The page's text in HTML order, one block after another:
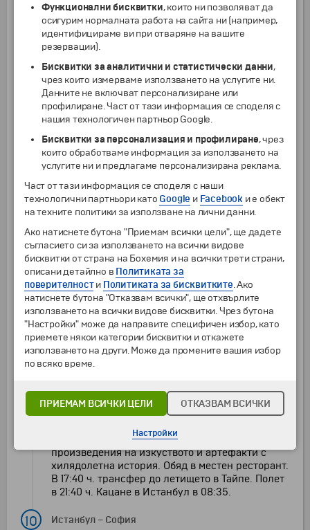
основните забележителности в района.
Разглеждане на Националния горски парк
„Тайпиншан“ - един от най-живописните
планински райони на Тайван. По време на
японския период това е било важно място за
дърводобив, а днес представлява обширен
природен парк, известен със своите мъгливи
гори, вековни кипариси и кристално чист
въздух. Възможност за разходка с малкото
преминава през сърцето на планината и
разкрива впечатляващи гледки. Обяд в местен
ресторант. Следобед - посещение на
дестилерията „Kavalan“, първия производител
на уиски в Тайван и световно призната марка,
отличена с множество международни награди.
Връщане в Тайпе и свободно време за
самостоятелна разходка или почивка. Вечеря.
Нощувка.
9 Тайпе–Истанбул
Закуска. Освобождаване на стаите до 11:00 ч.
(възможност за оставяне на багажа на
рецепцията). Туристическа програма с
посещение на Националния парк „Янминшан“ -
красив вулканичен район в близост до Тайпе,
прочут със своите горещи извори, живописни
цветния часовник. Продължение към
Националния дворцов музей - един от най-
колекция от китайски императорски
произведения на изкуството и артефакти с
хилядолетна история. Обяд в местен ресторант.
В 17:40 ч. трансфер до летището в Тайпе. Полет
в 21:40 ч. Кацане в Истанбул в 08:35.
10 Истанбул – София
Функционални бисквитки, които ни позволяват да
осигурим нормалната работа на сайта ни (например,
идентифицираме ви при отваряне на вашите
резервации).
Бисквитки за аналитични и статистически данни,
чрез които измерваме използването на услугите ни.
Данните не включват персонализиране или
профилиране. Част от тази информация се споделя с
нашия технологичен партньор Google.
Бисквитки за персонализация и профилиране, чрез
които обработваме информация за използването на
услугите ни и предлагаме персонализирана реклама.
Част от тази информация се споделя с наши
технологични партньори като Google и Facebook и е обект
на техните политики за използване на лични данни.
Ако натиснете бутона "Приемам всички цели", ще дадете
съгласието си за използването на всички видове
бисквитки от страна на Бохемия и на всички трети страни,
описани детайлно в Политиката за
поверителности Политиката за бисквитките. Ако
натиснете бутона "Отказвам всички", ще отхвърлите
използването на всички видове бисквитки. Чрез бутона
"Настройки" може да направите специфичен избор, като
приемете някои категории бисквитки и откажете
използването на други. Може да промените вашия избор
по всяко време.
ПРИЕМАМ ВСИЧКИ ЦЕЛИ ОТКАЗВАМ ВСИЧКИ
Настройки